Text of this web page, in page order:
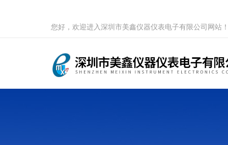
您好，欢迎进入深圳市美鑫仪器仪表电子有限公司网站